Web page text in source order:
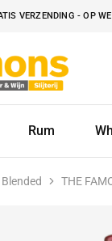
VERZENDING - OP
Rum
Blended THE